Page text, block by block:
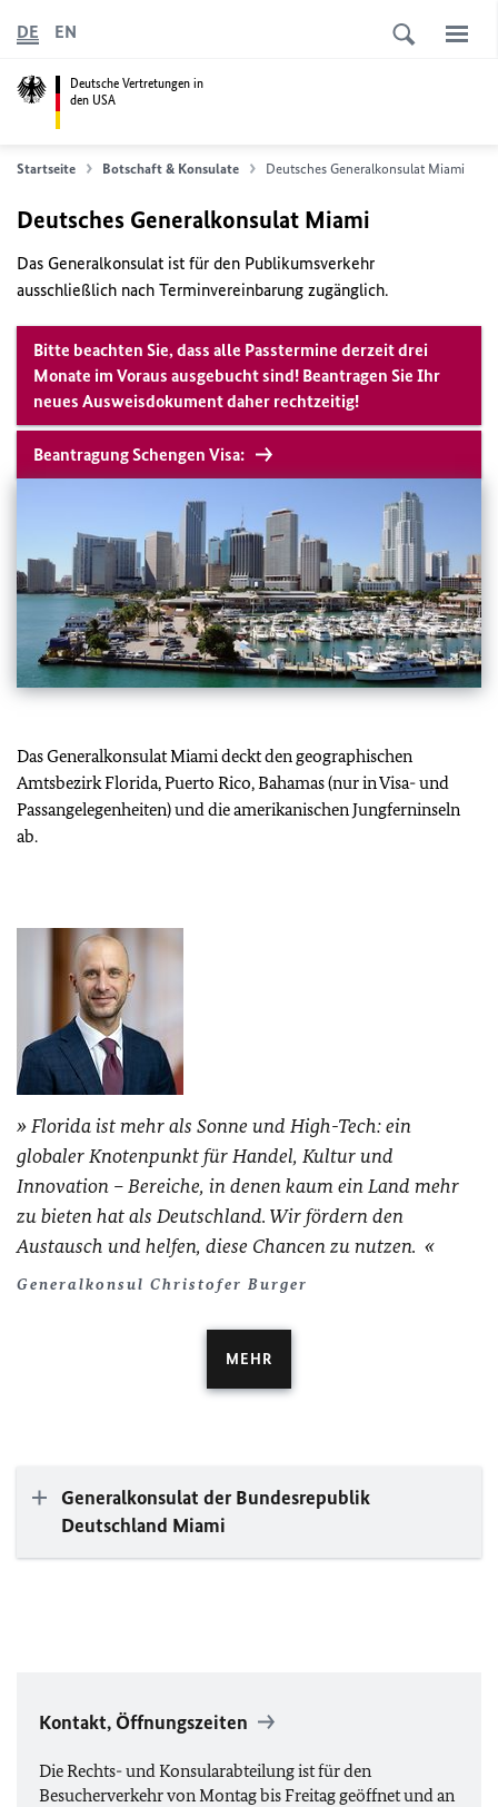
Deutsche Vertretungen in
den USA
DE EN
Startseite Botschaft & Konsulate Deutsches Generalkonsulat Miami
Deutsches Generalkonsulat Miami
Das Generalkonsulat ist für den Publikumsverkehr
ausschließlich nach Terminvereinbarung zugänglich.
Bitte beachten Sie, dass alle Passtermine derzeit drei
Monate im Voraus ausgebucht sind! Beantragen Sie Ihr
neues Ausweisdokument daher rechtzeitig!
Beantragung Schengen Visa:
Das Generalkonsulat Miami deckt den geographischen
Amtsbezirk Florida, Puerto Rico, Bahamas (nur in Visa- und
Passangelegenheiten) und die amerikanischen Jungferninseln
ab.
Florida ist mehr als Sonne und High-Tech: ein
globaler Knotenpunkt für Handel, Kultur und
Innovation – Bereiche, in denen kaum ein Land mehr
zu bieten hat als Deutschland. Wir fördern den
Austausch und helfen, diese Chancen zu nutzen.
Generalkonsul Christofer Burger
MEHR
Generalkonsulat der Bundesrepublik
Deutschland Miami
Kontakt, Öffnungszeiten
Die Rechts- und Konsularabteilung ist für den
Besucherverkehr von Montag bis Freitag geöffnet und an